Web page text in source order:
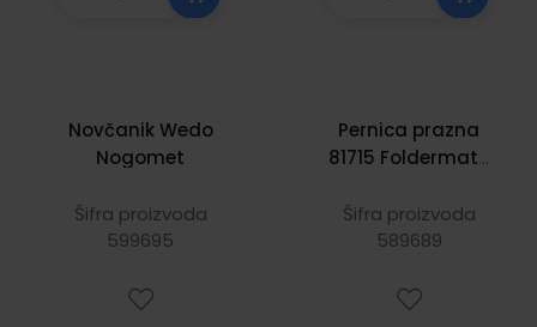
Novčanik Wedo
Nogomet
Šifra proizvoda
599695
Pernica prazna
81715 Foldermate
Šifra proizvoda
589689